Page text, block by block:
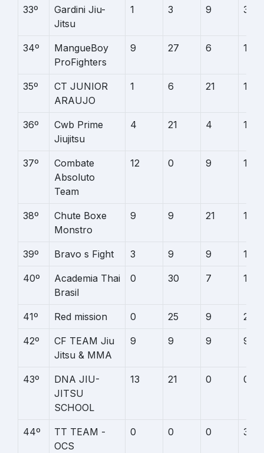
33º
Gardini Jiu-
Jitsu
1 3 9 30
34º
MangueBoy
ProFighters
9 27 6 1
35º
CT JUNIOR
ARAUJO
1 6 21 14
36º
Cwb Prime
Jiujitsu
4 21 4 13
37º
Combate
Absoluto
Team
12 0 9 19
38º
Chute Boxe
Monstro
9 9 21 1
39º Bravo s Fight 3 9 9 19
40º
Academia Thai
Brasil
0 30 7 1
41º Red mission 0 25 9 2
42º
CF TEAM Jiu
Jitsu & MMA
9 9 9 9
43º
DNA JIU-
JITSU
SCHOOL
13 21 0 0
44º
TT TEAM -
OCS
0 0 0 34